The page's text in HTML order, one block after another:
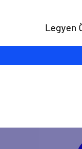
Legyen
napra kész